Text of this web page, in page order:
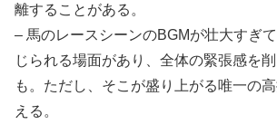
離することがある。
– 馬のレースシーンのBGMが壮大すぎ
じられる場面があり、全体の緊張感を
も。ただし、そこが盛り上がる唯一の
える。